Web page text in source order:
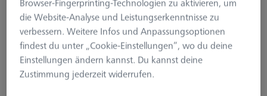
Browser-Fingerprinting-Technologien zu aktivieren, um
die Website-Analyse und Leistungserkenntnisse zu
verbessern. Weitere Infos und Anpassungsoptionen
findest du unter „Cookie-Einstellungen“, wo du deine
Einstellungen ändern kannst. Du kannst deine
Zustimmung jederzeit widerrufen.